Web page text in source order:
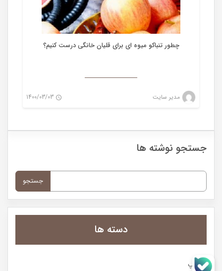
جستجو نوشته ها
برای:
دسته ها
پیپ
چطور تنباکو میوه ای برای قلیان خانگی درست کنیم؟
مدیر سایت 1400/03/03